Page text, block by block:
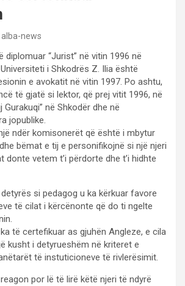
alba-news
diplomuar “Jurist” në vitin 1996 në
i Shkodrës Z. Ilia është
e avokatit në vitin 1997. Po ashtu,
të gjatë si lektor, që prej vitit 1996, në
Gurakuqi” në Shkodër dhe në
jopublike.
ndër komisonerët që është i mbytur
bëmat e tij e personifikojnë si një njeri
donte vetem t’i përdorte dhe t’i hidhte
si pedagog u ka kërkuar favore
të cilat i kërcënonte që do ti ngelte
të certefikuar as gjuhën Angleze, e cila
kusht i detyrueshëm në kriteret e
të instuticioneve të rivlerësimit.
por lë të lirë këtë njeri të ndyrë